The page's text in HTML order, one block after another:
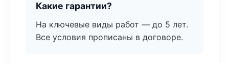
Какие гарантии?
На ключевые виды работ — до 5 лет.
Все условия прописаны в договоре.